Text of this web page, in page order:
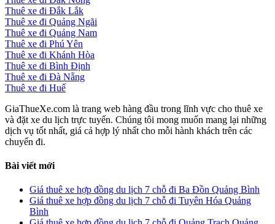
Thuê xe đi Đắk Lắk
Thuê xe đi Quảng Ngãi
Thuê xe đi Quảng Nam
Thuê xe đi Phú Yên
Thuê xe đi Khánh Hòa
Thuê xe đi Bình Định
Thuê xe đi Đà Nẵng
Thuê xe đi Huế
GiaThueXe.com là trang web hàng đầu trong lĩnh vực cho thuê xe
và đặt xe du lịch trực tuyến. Chúng tôi mong muốn mang lại những
dịch vụ tốt nhất, giá cả hợp lý nhất cho mỗi hành khách trên các
chuyến đi.
Bài viết mới
Giá thuê xe hợp đồng du lịch 7 chỗ đi Ba Đồn Quảng Bình
Giá thuê xe hợp đồng du lịch 7 chỗ đi Tuyên Hóa Quảng
Bình